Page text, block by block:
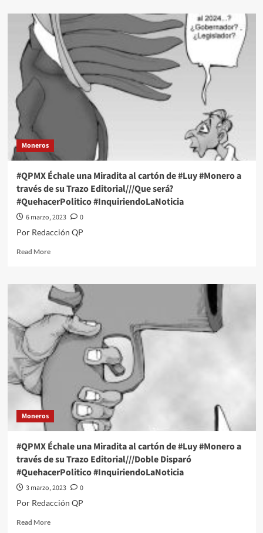
#QPMX
Échale
una
Miradita
al
cartón
Trazo
Editorial///Ah
caray!
#QuehacerPolitico
#InquiriendoLaNoticia
Moneros
#QPMX Échale una Miradita al cartón de #Luy #Monero a
través de su Trazo Editorial///Que será?
#QuehacerPolitico #InquiriendoLaNoticia
6 marzo, 2023
0
Por Redacción QP
Read MoreRead
#QPMX
Échale
una
Miradita
cartón
de
Editorial///Que
será?
#QuehacerPolitico
#InquiriendoLaNoticia
Moneros
#QPMX Échale una Miradita al cartón de #Luy #Monero a
través de su Trazo Editorial///Doble Disparó
#QuehacerPolitico #InquiriendoLaNoticia
3 marzo, 2023
0
Por Redacción QP
Read MoreRead